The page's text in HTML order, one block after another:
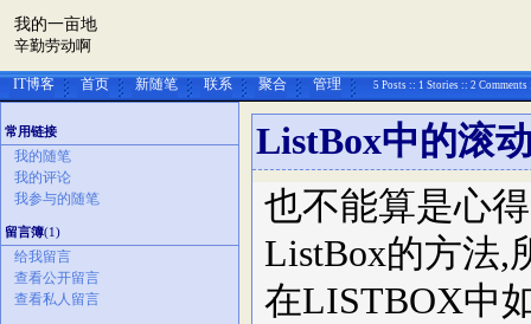
我的一亩地
辛勤劳动啊
IT博客 首页 新随笔 联系 聚合 管理 5 Posts :: 1 Stories :: 2 Comments
常用链接
我的随笔
我的评论
我参与的随笔
留言簿(1)
给我留言
查看公开留言
查看私人留言
ListBox中的滚
也不能算是心
ListBox的方法,
在LISTBOX中